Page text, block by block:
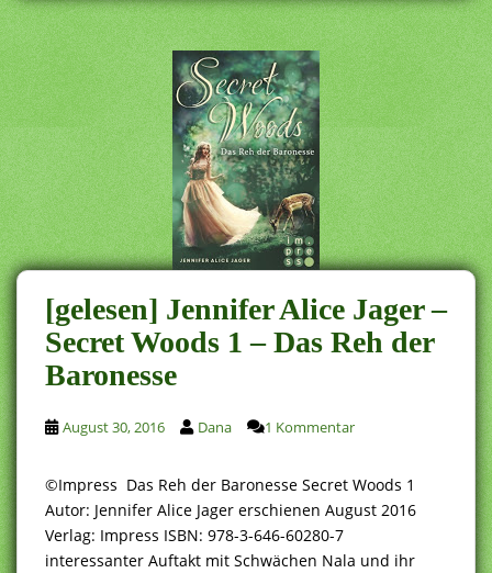
[gelesen] Jennifer Alice Jager –
Secret Woods 1 – Das Reh der
Baronesse
August 30, 2016 Dana 1 Kommentar
©Impress Das Reh der Baronesse Secret Woods 1
Autor: Jennifer Alice Jager erschienen August 2016
Verlag: Impress ISBN: 978-3-646-60280-7
interessanter Auftakt mit Schwächen Nala und ihr